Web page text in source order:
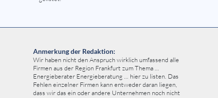
Anmerkung der Redaktion:
Wir haben nicht den Anspruch wirklich umfassend alle
Firmen aus der Region Frankfurt zum Thema ...
Energieberater Energieberatung ... hier zu listen. Das
Fehlen einzelner Firmen kann entweder daran liegen,
dass wir das ein oder andere Unternehmen noch nicht